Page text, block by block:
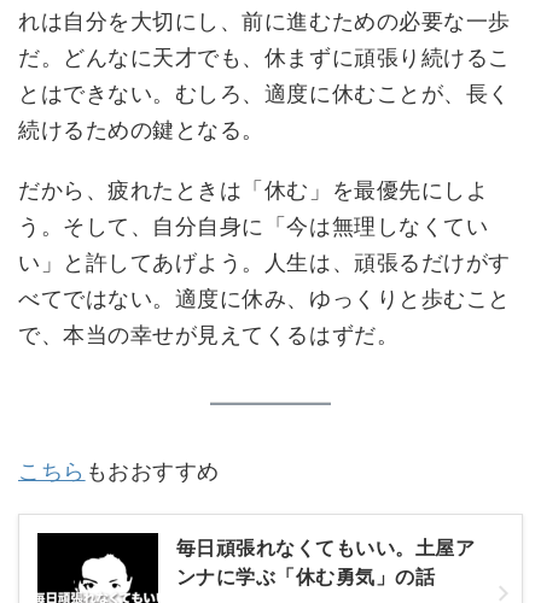
れは自分を大切にし、前に進むための必要な一歩
だ。どんなに天才でも、休まずに頑張り続けるこ
とはできない。むしろ、適度に休むことが、長く
続けるための鍵となる。
だから、疲れたときは「休む」を最優先にしよ
う。そして、自分自身に「今は無理しなくてい
い」と許してあげよう。人生は、頑張るだけがす
べてではない。適度に休み、ゆっくりと歩むこと
で、本当の幸せが見えてくるはずだ。
こちら もおおすすめ
毎日頑張れなくてもいい。土屋ア
ンナに学ぶ「休む勇気」の話